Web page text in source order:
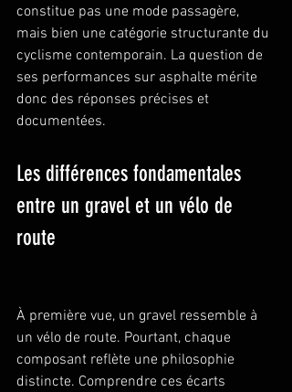
constitue pas une mode passagère,
mais bien une catégorie structurante du
cyclisme contemporain. La question de
ses performances sur asphalte mérite
donc des réponses précises et
documentées.
Les différences fondamentales
entre un gravel et un vélo de
route
À première vue, un gravel ressemble à
un vélo de route. Pourtant, chaque
composant reflète une philosophie
distincte. Comprendre ces écarts